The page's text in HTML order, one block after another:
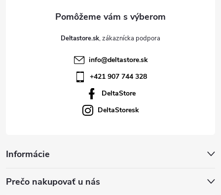
Deltastore.sk
info@deltastore.sk
+421 907 744 328
DeltaStore
DeltaStoresk
Informácie
Prečo nakupovať u nás